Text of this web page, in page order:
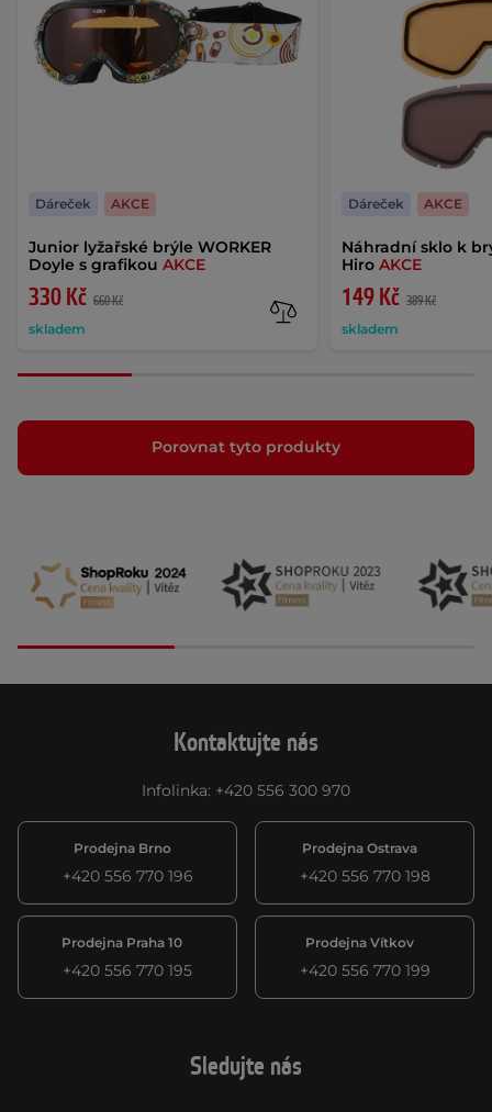
Junior lyžařské brýle WORKER
Doyle s grafikou AKCE
330 Kč 660 Kč
skladem
Dáreček AKCE
Náhradní sklo k
HiroAKCE
149 Kč 389 Kč
skladem
Dáreček AKCE
Porovnat tyto produkty
Kontaktujte nás
Infolinka: +420 556 300 970
Prodejna Brno
+420 556 770 196
Prodejna Ostrava
+420 556 770 198
Prodejna Praha 10
+420 556 770 195
Prodejna Vítkov
+420 556 770 199
Sledujte nás